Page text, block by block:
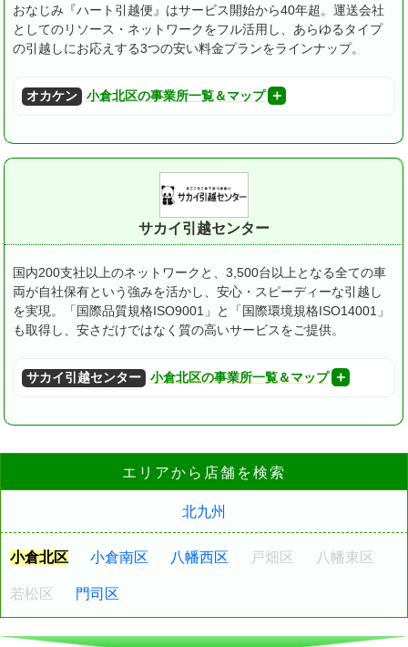
おなじみ『ハート引越便』はサービス開始から40年超。運送会社
としてのリソース・ネットワークをフル活用し、あらゆるタイプ
の引越しにお応えする3つの安い料金プランをラインナップ。
オカケン 小倉北区の事業所一覧＆マップ
サカイ引越センター
国内200支社以上のネットワークと、3,500台以上となる全ての車
両が自社保有という強みを活かし、安心・スピーディーな引越し
を実現。
「国際品質規格ISO9001」と「国際環境規格ISO14001」
も取得し、安さだけではなく質の高いサービスをご提供。
サカイ引越センター 小倉北区の事業所一覧＆マップ
エリアから店舗を検索
北九州
小倉北区 小倉南区 八幡西区 戸畑区 八幡東区
若松区 門司区